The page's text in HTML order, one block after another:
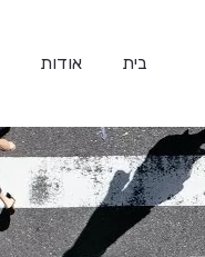
בית אודות